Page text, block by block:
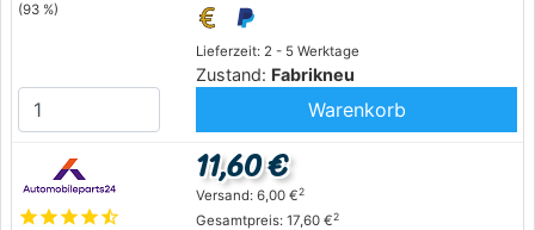
(93 %)
Lieferzeit: 2 - 5 Werktage
Zustand: Fabrikneu
Warenkorb
starstarstarstarstar_half
11,60 €
Versand: 6,00 €2
Gesamtpreis: 17,60 €2